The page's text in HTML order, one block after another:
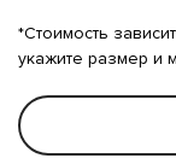
*Стоимость
укажите размер и